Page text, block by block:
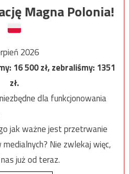
Magna Polonia!
2026
16 500zł, zebraliśmy:1351
zł.
dla funkcjonowania
jak ważne jest przetrwanie
Nie zwlekaj więc,
już od teraz.